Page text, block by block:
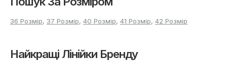
36 Розмір, 37 Розмір, 40 Розмір, 41 Розмір, 42 Розмір
Найкращі Лінійки Бренду